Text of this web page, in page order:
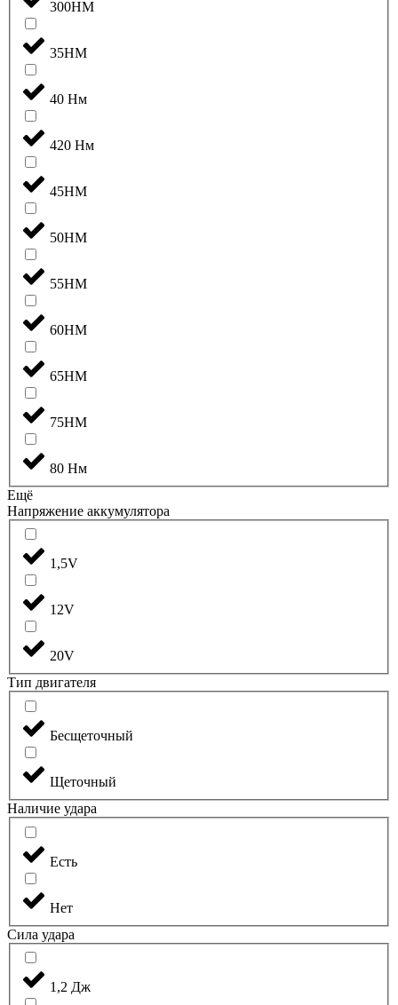
300НМ
35НМ
40 Нм
420 Нм
45НМ
50НМ
55НМ
60НМ
65НМ
75НМ
80 Нм
Ещё
Напряжение аккумулятора
1,5V
12V
20V
Тип двигателя
Бесщеточный
Щеточный
Наличие удара
Есть
Нет
Сила удара
1,2 Дж